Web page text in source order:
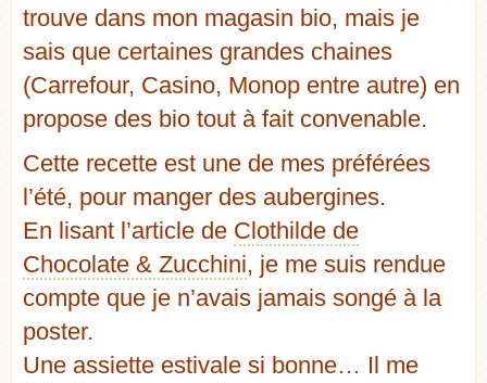
trouve dans mon magasin bio, mais je
sais que certaines grandes chaines
(Carrefour, Casino, Monop entre autre) en
propose des bio tout à fait convenable.
Cette recette est une de mes préférées
l’été, pour manger des aubergines.
En lisant l’article de Clothilde de
Chocolate & Zucchini, je me suis rendue
compte que je n’avais jamais songé à la
poster.
Une assiette estivale si bonne… Il me